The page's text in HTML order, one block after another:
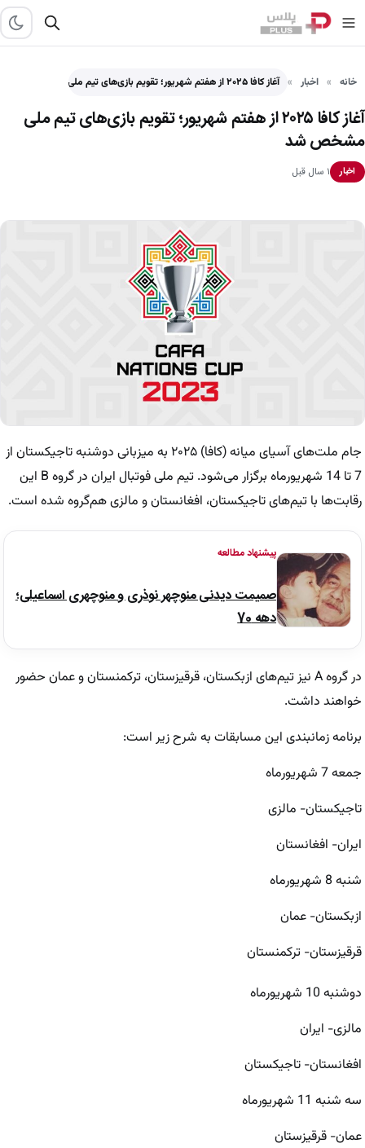
خانه اخبار آغاز کافا ۲۰۲۵ از هفتم شهریور؛ تقویم بازی‌های تیم ملی…
آغاز کافا ۲۰۲۵ از هفتم شهریور؛ تقویم بازی‌های تیم ملی
مشخص شد
اخبار ۱ سال قبل
جام ملت‌های آسیای میانه (کافا) ۲۰۲۵ به میزبانی دوشنبه تاجیکستان از
7 تا 14 شهریورماه برگزار می‌شود. تیم ملی فوتبال ایران در گروه B این
رقابت‌ها با تیم‌های تاجیکستان، افغانستان و مالزی هم‌گروه شده است.
پیشنهاد مطالعه
صمیمت دیدنی منوچهر نوذری و منوچهری اسماعیلی؛
دهه 70
در گروه A نیز تیم‌های ازبکستان، قرقیزستان، ترکمنستان و عمان حضور
خواهند داشت.
برنامه زمانبندی این مسابقات به شرح زیر است:
جمعه 7 شهریورماه
تاجیکستان- مالزی
ایران- افغانستان
شنبه 8 شهریورماه
ازبکستان- عمان
قرقیزستان- ترکمنستان
دوشنبه 10 شهریورماه
مالزی- ایران
افغانستان- تاجیکستان
سه شنبه 11 شهریورماه
عمان- قرقیزستان